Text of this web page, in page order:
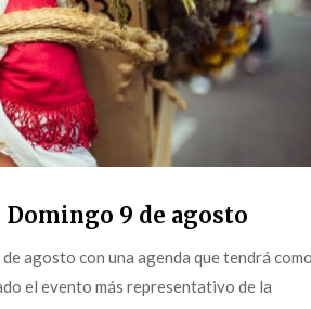
9 de agosto
agosto con una agenda que tendrá
el evento más representativo de la